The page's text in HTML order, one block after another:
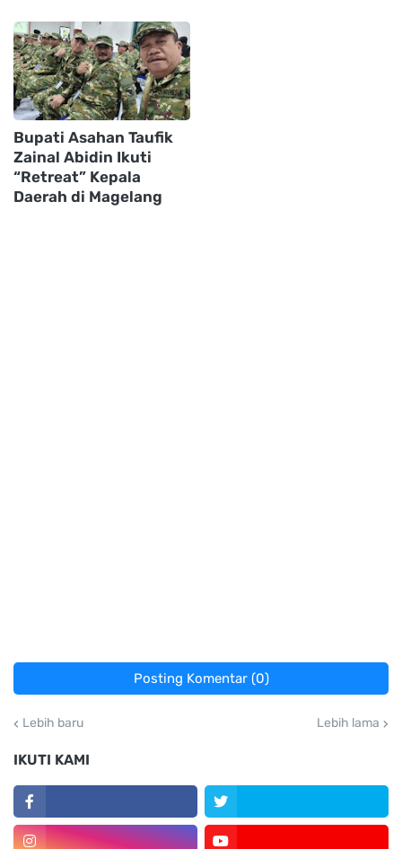
Bupati Asahan Taufik
Zainal Abidin Ikuti
“Retreat” Kepala
Daerah di Magelang
Posting Komentar (0)
Lebih baru Lebih lama
IKUTI KAMI